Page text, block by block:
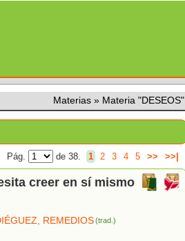
Materias » Materia "DESEOS"
Pág. de 38. 1 2 3 4 5 >> >>|
creer en sí mismo
REMEDIOS (trad.)